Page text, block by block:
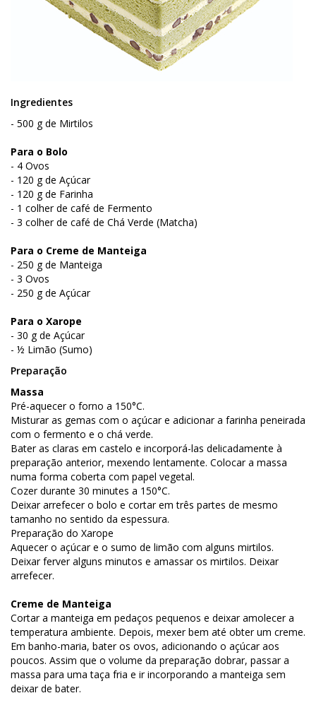
Ingredientes
- 500 g de Mirtilos
Para o Bolo
- 4 Ovos
- 120 g de Açúcar
- 120 g de Farinha
- 1 colher de café de Fermento
- 3 colher de café de Chá Verde (Matcha)
Para o Creme de Manteiga
- 250 g de Manteiga
- 3 Ovos
- 250 g de Açúcar
Para o Xarope
- 30 g de Açúcar
- ½ Limão (Sumo)
Preparação
Massa
Pré-aquecer o forno a 150°C.
Misturar as gemas com o açúcar e adicionar a farinha peneirada
com o fermento e o chá verde.
Bater as claras em castelo e incorporá-las delicadamente à
preparação anterior, mexendo lentamente. Colocar a massa
numa forma coberta com papel vegetal.
Cozer durante 30 minutes a 150°C.
Deixar arrefecer o bolo e cortar em três partes de mesmo
tamanho no sentido da espessura.
Preparação do Xarope
Aquecer o açúcar e o sumo de limão com alguns mirtilos.
Deixar ferver alguns minutos e amassar os mirtilos. Deixar
arrefecer.
Creme de Manteiga
Cortar a manteiga em pedaços pequenos e deixar amolecer a
temperatura ambiente. Depois, mexer bem até obter um creme.
Em banho-maria, bater os ovos, adicionando o açúcar aos
poucos. Assim que o volume da preparação dobrar, passar a
massa para uma taça fria e ir incorporando a manteiga sem
deixar de bater.